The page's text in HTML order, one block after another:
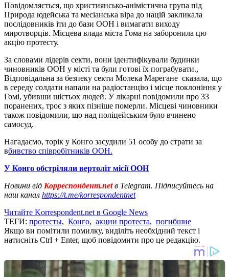
Повідомляється, що християнсько-анімістична група під
Природа юдейська та месіанська віра до націй закликала
послідовників іти до бази ООН і вимагати виходу
миротворців. Місцева влада міста Гома на заборонила цю
акцію протесту.
За словами лідерів секти, вони ідентифікували будинки
чиновників ООН у місті та були готові їх пограбувати.,
Відповідальна за безпеку секти Молека Марегане сказала, що
в середу солдати напали на радіостанцію і місце поклоніння у
Гомі, убивши шістьох людей. У лікарні повідомили про 33
поранених, троє з яких пізніше померли. Місцеві чиновники
також повідомили, що над поліцейським було вчинено
самосуд.
Нагадаємо, торік у Конго засудили 51 особу до страти за
вбивство співробітників ООН.
У Конго обстріляли вертоліт місії ООН
Новини від Корреспондент.netв Telegram. Підписуйтесь на
наш канал https://t.me/korrespondentnet
Читайте Korrespondent.net в Google News
ТЕГИ: протесты, Конго, акции протеста, погибшие
Якщо ви помітили помилку, виділіть необхідний текст і
натисніть Ctrl + Enter, щоб повідомити про це редакцію.